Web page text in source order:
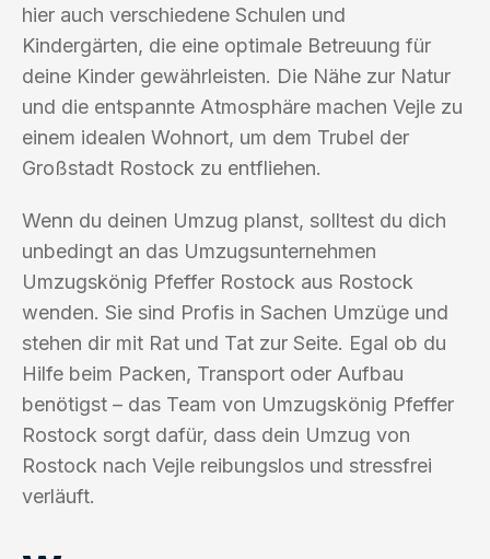
hier auch verschiedene Schulen und
Kindergärten, die eine optimale Betreuung für
deine Kinder gewährleisten. Die Nähe zur Natur
und die entspannte Atmosphäre machen Vejle zu
einem idealen Wohnort, um dem Trubel der
Großstadt Rostock zu entfliehen.
Wenn du deinen Umzug planst, solltest du dich
unbedingt an das Umzugsunternehmen
Umzugskönig Pfeffer Rostock aus Rostock
wenden. Sie sind Profis in Sachen Umzüge und
stehen dir mit Rat und Tat zur Seite. Egal ob du
Hilfe beim Packen, Transport oder Aufbau
benötigst – das Team von Umzugskönig Pfeffer
Rostock sorgt dafür, dass dein Umzug von
Rostock nach Vejle reibungslos und stressfrei
verläuft.